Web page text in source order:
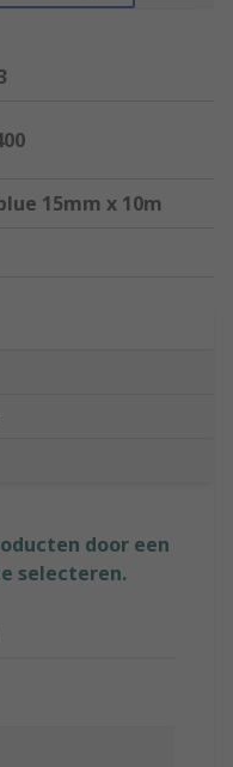
15mm x 10m
door een
selecteren.